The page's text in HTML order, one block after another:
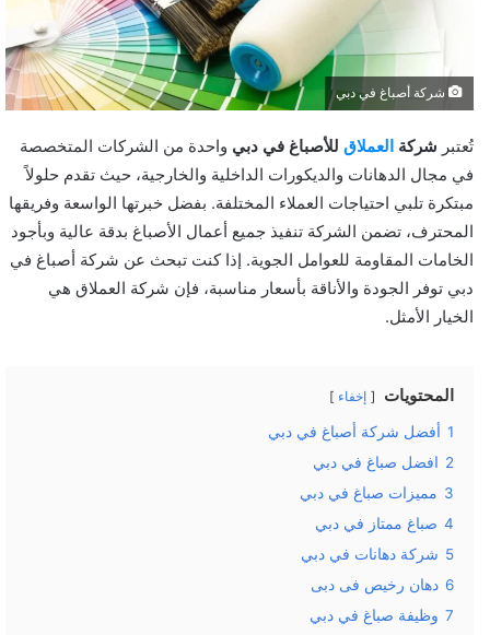
شركة أصباغ في دبي
تُعتبر شركة العملاق للأصباغ في دبي واحدة من الشركات المتخصصة
في مجال الدهانات والديكورات الداخلية والخارجية، حيث تقدم حلولاً
مبتكرة تلبي احتياجات العملاء المختلفة. بفضل خبرتها الواسعة وفريقها
المحترف، تضمن الشركة تنفيذ جميع أعمال الأصباغ بدقة عالية وبأجود
الخامات المقاومة للعوامل الجوية. إذا كنت تبحث عن شركة أصباغ في
دبي توفر الجودة والأناقة بأسعار مناسبة، فإن شركة العملاق هي
الخيار الأمثل.
المحتويات إخفاء
1 أفضل شركة أصباغ في دبي
2 افضل صباغ في دبي
3 مميزات صباغ في دبي
4 صباغ ممتاز في دبي
5 شركة دهانات في دبي
6 دهان رخيص فى دبى
7 وظيفة صباغ في دبي